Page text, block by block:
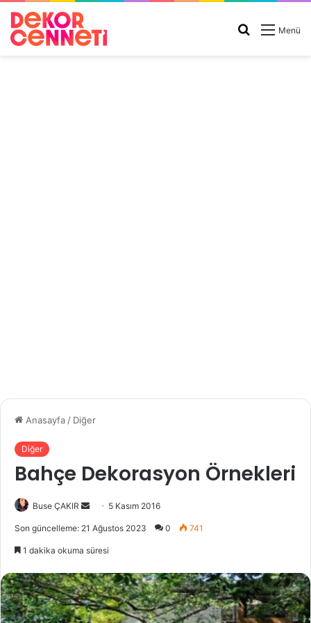
Menü
Arama
Anasayfa / Diğer
Diğer
Bahçe Dekorasyon Örnekleri
Buse ÇAKIR
e
-
p
o
5 Kasım 2016
Son güncelleme: 21 Ağustos 2023 0 741
1 dakika okuma süresi